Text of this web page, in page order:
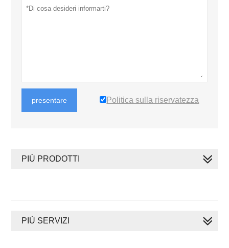
presentare Politica sulla riservatezza
PIÙ PRODOTTI
PIÙ SERVIZI